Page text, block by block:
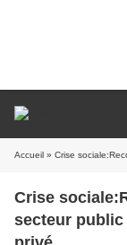
Accueil » Crise
Crise
secteur